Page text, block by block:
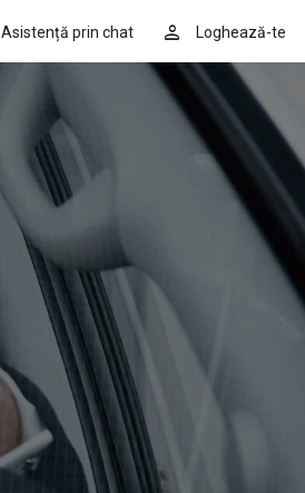
person Loghează-te
Asistență prin chat